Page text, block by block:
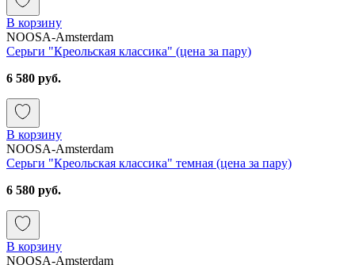
В корзину
NOOSA-Amsterdam
Серьги "Креольская классика" (цена за пару)
6 580 руб.
В корзину
NOOSA-Amsterdam
Серьги "Креольская классика" темная (цена за пару)
6 580 руб.
В корзину
NOOSA-Amsterdam